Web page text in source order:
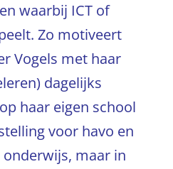
waarbij ICT of
Zo motiveert
Vogels met haar
dagelijks
haar eigen school
voor havo en
maar in